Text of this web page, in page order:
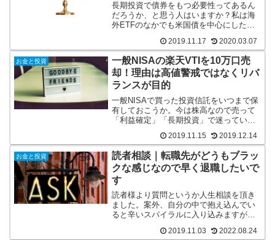
長期投資で債券をもつ必要性ってあるん
だろうか、と思う人はいますか？私は海
外ETFのなかでも米国債を中心にした
することでリスクのバランサー、毎月の
配当、暴落時の実弾として効果的なこと
を紹介しています。
2019.11.17 2020.03.07
お金と投資
一般NISAの楽天VTIを10万口売
却！理由は高値警戒ではなくリバ
ランスが目的
一般NISAで買った投資信託をいつまで保
有しておこうか。今は株高なので売って
「利益確定」「長期投資」で迷っている
を10万口ほど売却しました。記事にて理
由を紹介していきます。
2019.11.15 2019.12.14
お金と投資
読者相談｜転職先がどうもブラッ
クな感じなので早く退職したいで
す
読者様より質問というか人生相談を頂き
ました。案外、自分の中で抱え込んでい
ると辛いスパイラルに入り込みますが、
をしたというお話。2019.11.03 2022.08.24